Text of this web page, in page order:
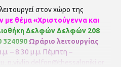
στον χώρο της
με θέμα «Χριστούγεννα και
ΔελφώνΔελφών 208
324090 Ωράριο λειτουργίας
– 8:30 μ.μ. Πέμπτη –
p.vivlio.delfon@thessaloniki.gr